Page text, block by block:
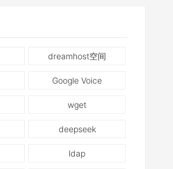
dreamhost空间
Google Voice
wget
deepseek
ldap